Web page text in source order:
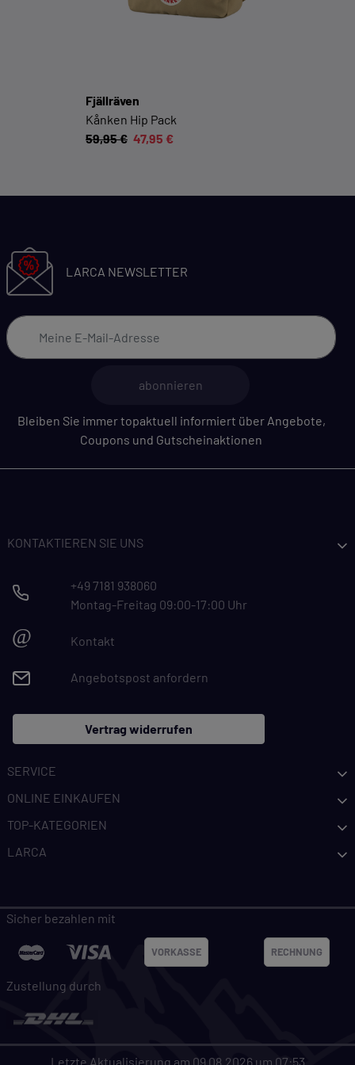
Cookie-Informationen anzeigen
Fjällräven
Kånken Hip Pack
59,95 € 47,95 €
LARCA NEWSLETTER
abonnieren
Bleiben Sie immer topaktuell informiert über Angebote,
Coupons und Gutscheinaktionen
KONTAKTIEREN SIE UNS
+49 7181 938060
Montag-Freitag 09:00-17:00 Uhr
@ Kontakt
Angebotspost anfordern
Vertrag widerrufen
SERVICE
ONLINE EINKAUFEN
TOP-KATEGORIEN
LARCA
Sicher bezahlen mit
VORKASSE RECHNUNG
Zustellung durch
Letzte Aktualisierung am 09.08.2026 um 07:53